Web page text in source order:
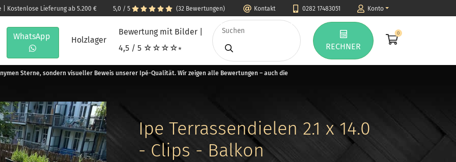
| Kostenlose Lieferung ab 5.200 € 5,0 / 5 (32 Bewertungen) Kontakt 0282 17483051 Konto
WhatsApp Holzlager
Bewertung mit Bilder |
4,5 / 5 ☆☆☆☆⭒
RECHNER
0
Sterne, sondern visueller Beweis unserer Ipé-Qualität. Wir zeigen alle Bewertungen – auch die
Ipe Terrassendielen 2.1 x 14.0
- Clips - Balkon